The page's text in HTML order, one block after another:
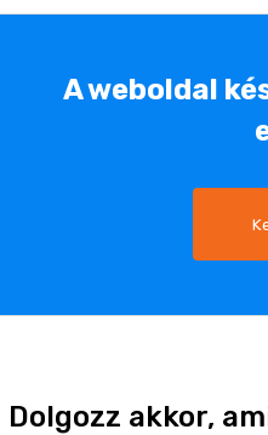
A weboldal
Dolgozz akkor,